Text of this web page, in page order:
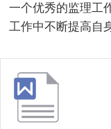
一个优秀的监理工
工作中不断提高自